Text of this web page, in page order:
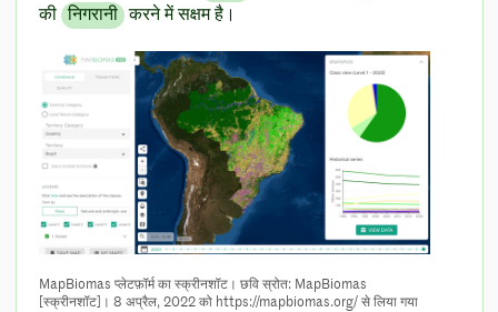
की निगरानी करने में सक्षम है।
MapBiomas प्लेटफ़ॉर्म का स्क्रीनशॉट। छवि स्रोत: MapBiomas
[स्क्रीनशॉट]। 8 अप्रैल, 2022 को https://mapbiomas.org/ से लिया गया